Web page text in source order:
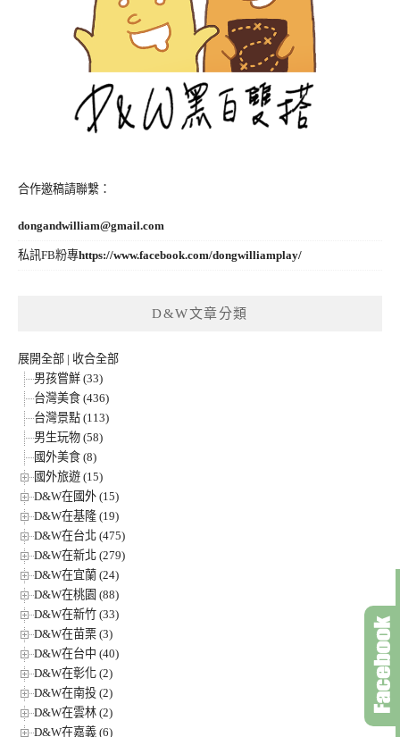
合作邀稿請聯繫：
dongandwilliam@gmail.com
私訊FB粉專https://www.facebook.com/dongwilliamplay/
D&W文章分類
展開全部 | 收合全部
男孩嘗鮮 (33)
台灣美食 (436)
台灣景點 (113)
男生玩物 (58)
國外美食 (8)
國外旅遊 (15)
D&W在國外 (15)
D&W在基隆 (19)
D&W在台北 (475)
D&W在新北 (279)
D&W在宜蘭 (24)
D&W在桃園 (88)
D&W在新竹 (33)
D&W在苗栗 (3)
D&W在台中 (40)
D&W在彰化 (2)
D&W在南投 (2)
D&W在雲林 (2)
D&W在嘉義 (6)